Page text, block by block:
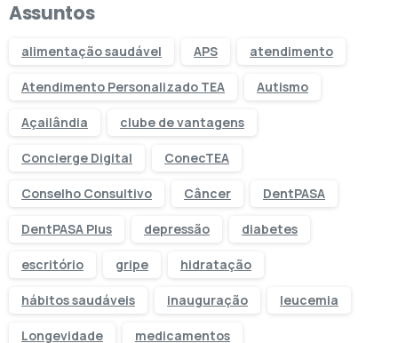
Assuntos
alimentação saudável APS atendimento
Atendimento Personalizado TEA Autismo
Açailândia clube de vantagens
Concierge Digital ConecTEA
Conselho Consultivo Câncer DentPASA
DentPASA Plus depressão diabetes
escritório gripe hidratação
hábitos saudáveis inauguração leucemia
Longevidade medicamentos